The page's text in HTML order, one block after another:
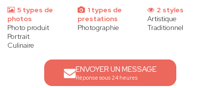
5 types de
photos
Photo produit
Portrait
Culinaire
1 types de
prestations
Photographie
2 styles
Artistique
Traditionnel
ENVOYER UN MESSAGE
Réponse sous 24 heures